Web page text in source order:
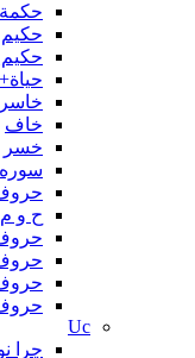
حکمة
حکیم
خاسر
خاف
خسر
ح و م
حروف
حروف
حروف
Uc
چرا